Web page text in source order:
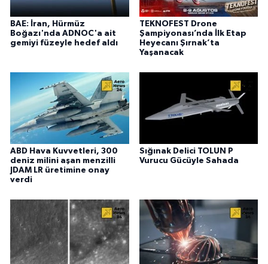
BAE: İran, Hürmüz
Boğazı'nda ADNOC'a ait
gemiyi füzeyle hedef aldı
TEKNOFEST Drone
Şampiyonası’nda İlk Etap
Heyecanı Şırnak’ta
Yaşanacak
ABD Hava Kuvvetleri, 300
deniz milini aşan menzilli
JDAM LR üretimine onay
verdi
Sığınak Delici TOLUN P
Vurucu Gücüyle Sahada